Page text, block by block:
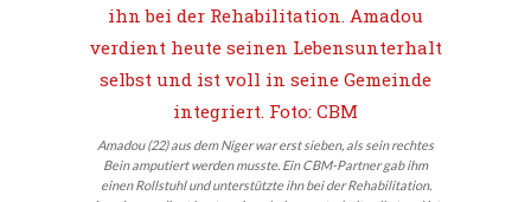
Amadou (22) aus dem Niger war erst sieben, als sein rechtes
Bein amputiert werden musste. Ein CBM-Partner gab ihm
einen Rollstuhl und unterstützte ihn bei der Rehabilitation.